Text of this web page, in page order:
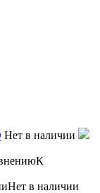
Нет в наличии
К
Нет в наличии